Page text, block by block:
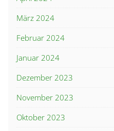
März 2024
Februar 2024
Januar 2024
Dezember 2023
November 2023
Oktober 2023